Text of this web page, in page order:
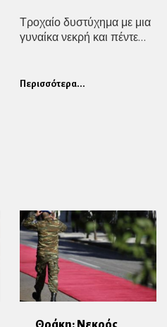
Τροχαίο δυστύχημα με μια
γυναίκα νεκρή και πέντε...
Περισσότερα...